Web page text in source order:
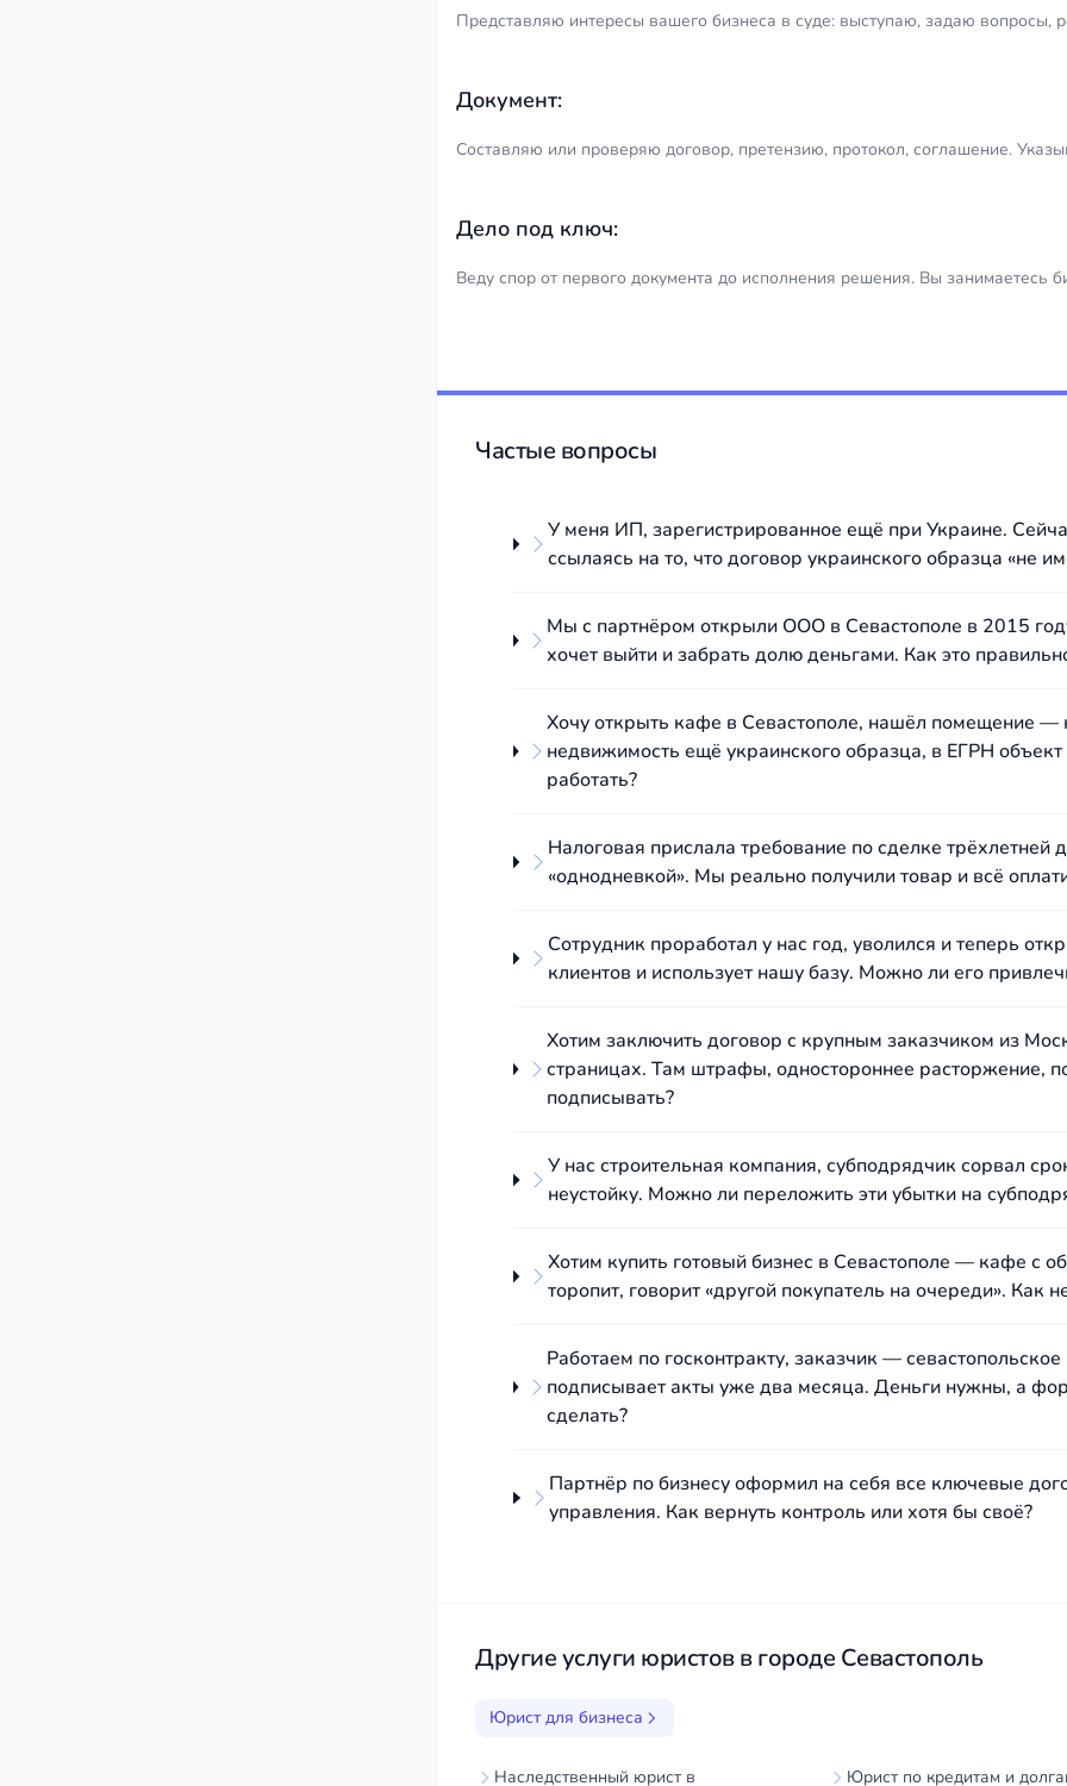
Представляю интересы вашего бизнеса в суде: выступаю, задаю вопросы,
Документ:
Составляю или проверяю договор, претензию, протокол, соглашение.
Дело под ключ:
Веду спор от первого документа до исполнения решения. Вы занимаетесь
Частые вопросы
У меня ИП, зарегистрированное ещё при Украине.
ссылаясь на то, что договор украинского образца «не
Мы с партнёром открыли ООО в Севастополе в 2015
хочет выйти и забрать долю деньгами. Как это
Хочу открыть кафе в Севастополе, нашёл помещение —
недвижимость ещё украинского образца, в ЕГРН
работать?
Налоговая прислала требование по сделке трёхлетней
«однодневкой». Мы реально получили товар и всё
Сотрудник проработал у нас год, уволился и теперь
клиентов и использует нашу базу. Можно ли его
Хотим заключить договор с крупным заказчиком из
страницах. Там штрафы, одностороннее расторжение,
подписывать?
У нас строительная компания, субподрядчик сорвал
неустойку. Можно ли переложить эти убытки на
Хотим купить готовый бизнес в Севастополе — кафе с
торопит, говорит «другой покупатель на очереди». Как
Работаем по госконтракту, заказчик —
подписывает акты уже два месяца. Деньги нужны, а
сделать?
Партнёр по бизнесу оформил на себя все ключевые
управления. Как вернуть контроль или хотя бы своё?
Другие услуги юристов в городе Севастополь
Юрист для бизнеса
Наследственный юрист в Юрист по кредитам и